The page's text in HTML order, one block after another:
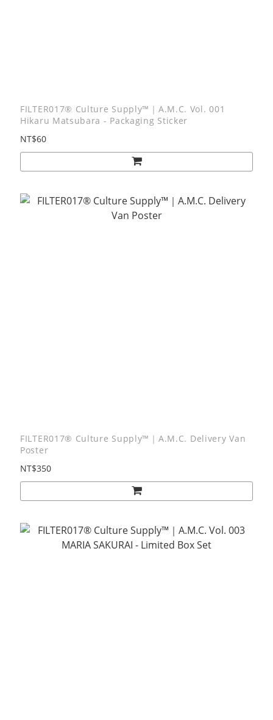
FILTER017® Culture Supply™｜A.M.C. Vol. 001
Hikaru Matsubara - Packaging Sticker
NT$60
FILTER017® Culture Supply™｜A.M.C. Delivery Van
Poster
NT$350